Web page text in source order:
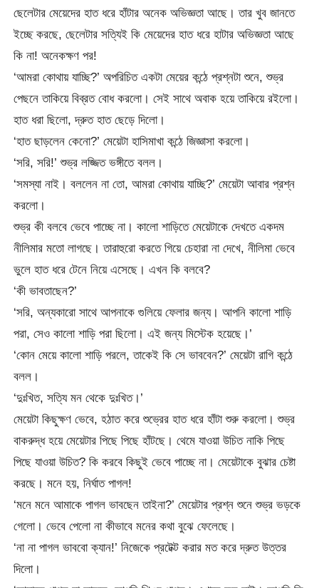
ছেলেটার মেয়েদের হাত ধরে হাঁটার অনেক অভিজ্ঞতা আছে। তার খুব জানতে
ইচ্ছে করছে, ছেলেটার সত্যিই কি মেয়েদের হাত ধরে হাটার অভিজ্ঞতা আছে
কি না! অনেকক্ষণ পর!
‘আমরা কোথায় যাচ্ছি?’ অপরিচিত একটা মেয়ের কন্ঠে প্রশ্নটা শুনে, শুভ্র
পেছনে তাকিয়ে বিব্রত বোধ করলো। সেই সাথে অবাক হয়ে তাকিয়ে রইলো।
হাত ধরা ছিলো, দ্রুত হাত ছেড়ে দিলো।
‘হাত ছাড়লেন কেনো?’ মেয়েটা হাসিমাখা কন্ঠে জিজ্ঞাসা করলো।
‘সরি, সরি!’ শুভ্র লজ্জিত ভঙ্গীতে বলল।
‘সমস্যা নাই। বললেন না তো, আমরা কোথায় যাচ্ছি?’ মেয়েটা আবার প্রশ্ন
করলো।
শুভ্র কী বলবে ভেবে পাচ্ছে না। কালো শাড়িতে মেয়েটাকে দেখতে একদম
নীলিমার মতো লাগছে। তারাহুরো করতে গিয়ে চেহারা না দেখে, নীলিমা ভেবে
ভুলে হাত ধরে টেনে নিয়ে এসেছে। এখন কি বলবে?
‘কী ভাবতাছেন?’
‘সরি, অন্যকারো সাথে আপনাকে গুলিয়ে ফেলার জন্য। আপনি কালো শাড়ি
পরা, সেও কালো শাড়ি পরা ছিলো। এই জন্য মিস্টেক হয়েছে।’
‘কোন মেয়ে কালো শাড়ি পরলে, তাকেই কি সে ভাববেন?’ মেয়েটা রাগি কন্ঠে
বলল।
‘দুঃখিত, সত্যি মন থেকে দুঃখিত।’
মেয়েটা কিছুক্ষণ ভেবে, হঠাত করে শুভ্রের হাত ধরে হাঁটা শুরু করলো। শুভ্র
বাকরুদ্ধ হয়ে মেয়েটার পিছে পিছে হাঁটছে। থেমে যাওয়া উচিত নাকি পিছে
পিছে যাওয়া উচিত? কি করবে কিছুই ভেবে পাচ্ছে না। মেয়েটাকে বুঝার চেষ্টা
করছে। মনে হয়, নির্ঘাত পাগল!
‘মনে মনে আমাকে পাগল ভাবছেন তাইনা?’ মেয়েটার প্রশ্ন শুনে শুভ্র ভড়কে
গেলো। ভেবে পেলো না কীভাবে মনের কথা বুঝে ফেলেছে।
‘না না পাগল ভাববো ক্যান!’ নিজেকে প্রটেক্ট করার মত করে দ্রুত উত্তর
দিলো।